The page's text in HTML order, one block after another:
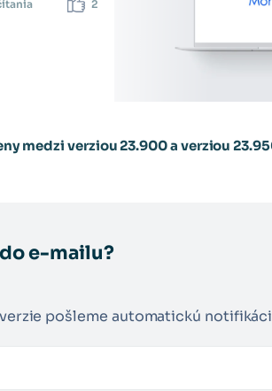
2
medzi verziou 23.900 a verziou
e-mailu?
pošleme automatickú